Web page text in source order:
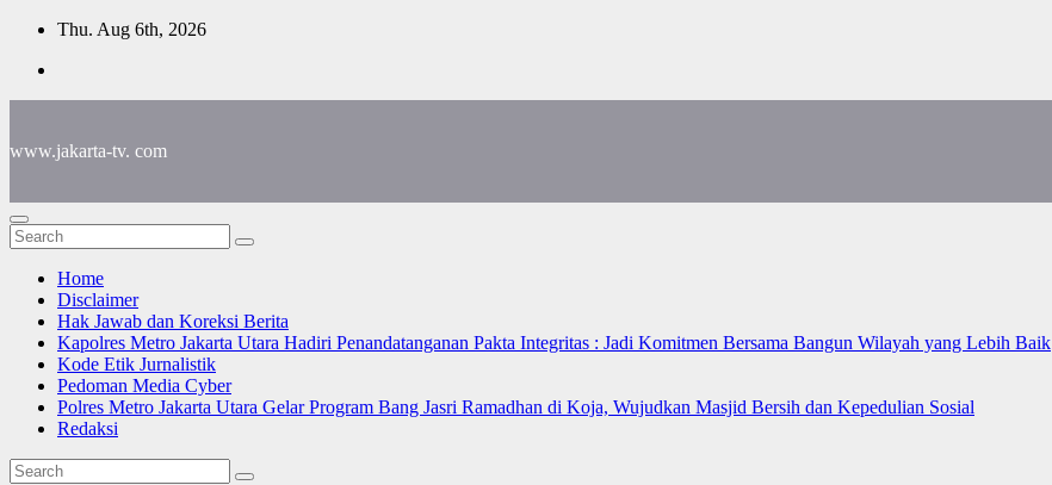
Skip
content
Thu. Aug 6th, 2026
www.jakarta-tv. com
Home
Disclaimer
Hak Jawab dan Koreksi Berita
Kapolres Metro Jakarta Utara Hadiri Penandatanganan Pakta Integritas : Jadi Komitmen Bersama Bangun Wilayah yang Lebih Baik
Kode Etik Jurnalistik
Pedoman Media Cyber
Polres Metro Jakarta Utara Gelar Program Bang Jasri Ramadhan di Koja, Wujudkan Masjid Bersih dan Kepedulian Sosial
Redaksi